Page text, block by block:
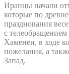
Иранцы начали
которые по
празднования
с
Хаменеи, в ходе
пожелания, а
Запад.